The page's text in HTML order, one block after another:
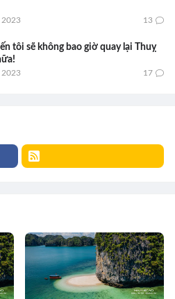
2023 13
tôi sẽ không bao giờ quay lại Thuỵ
2023 17